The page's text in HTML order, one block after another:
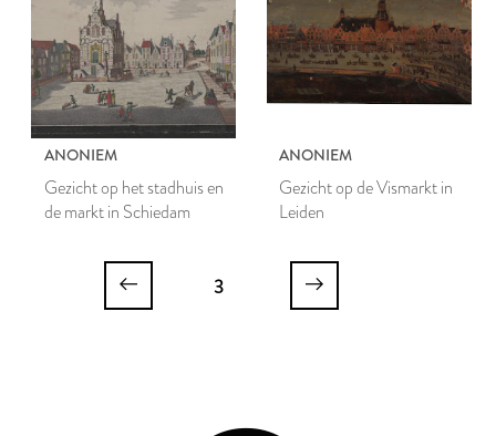
ANONIEM
Gezicht op het stadhuis en
de markt in Schiedam
ANONIEM
Gezicht op de Vismarkt in
Leiden
3